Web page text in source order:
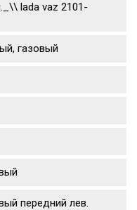
lada vaz 2101-
газовый
передний лев.